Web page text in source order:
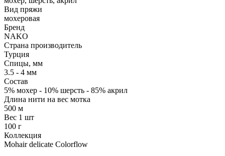
Вид пряжи
мохеровая
Бренд
NAKO
Страна производитель
Турция
Спицы, мм
3.5 - 4 мм
Состав
5% мохер - 10% шерсть - 85% акрил
Длина нити на вес мотка
500 м
Вес 1 шт
100 г
Коллекция
Mohair delicate Colorflow